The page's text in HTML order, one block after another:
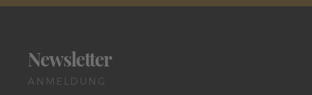
Newsletter
ANMELDUNG